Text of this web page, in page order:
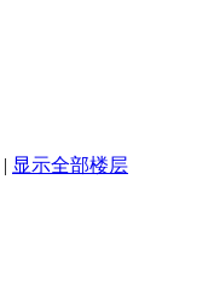
| 显示全部楼层